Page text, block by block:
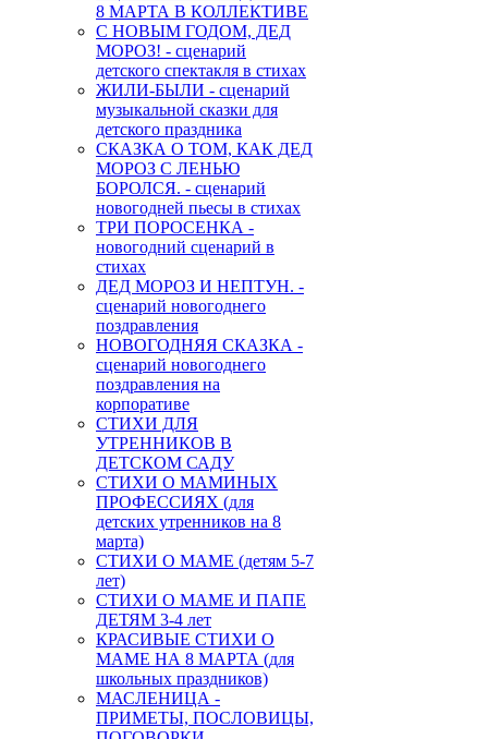
8 МАРТА В КОЛЛЕКТИВЕ
С НОВЫМ ГОДОМ, ДЕД
МОРОЗ! - сценарий
детского спектакля в стихах
ЖИЛИ-БЫЛИ - сценарий
музыкальной сказки для
детского праздника
СКАЗКА О ТОМ, КАК ДЕД
МОРОЗ С ЛЕНЬЮ
БОРОЛСЯ. - сценарий
новогодней пьесы в стихах
ТРИ ПОРОСЕНКА -
новогодний сценарий в
стихах
ДЕД МОРОЗ И НЕПТУН. -
сценарий новогоднего
поздравления
НОВОГОДНЯЯ СКАЗКА -
сценарий новогоднего
поздравления на
корпоративе
СТИХИ ДЛЯ
УТРЕННИКОВ В
ДЕТСКОМ САДУ
СТИХИ О МАМИНЫХ
ПРОФЕССИЯХ (для
детских утренников на 8
марта)
СТИХИ О МАМЕ (детям 5-7
лет)
СТИХИ О МАМЕ И ПАПЕ
ДЕТЯМ 3-4 лет
КРАСИВЫЕ СТИХИ О
МАМЕ НА 8 МАРТА (для
школьных праздников)
МАСЛЕНИЦА -
ПРИМЕТЫ, ПОСЛОВИЦЫ,